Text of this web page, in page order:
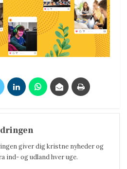
giver dig kristne nyheder og
ind- og udland hver uge.